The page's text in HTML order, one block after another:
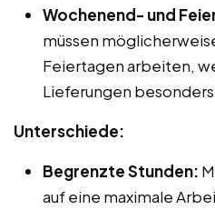
Wochenend- und
müssen
Feiertagen arbeiten,
Lieferungen
Unterschiede:
Begrenzte Stunden:
auf eine maximale